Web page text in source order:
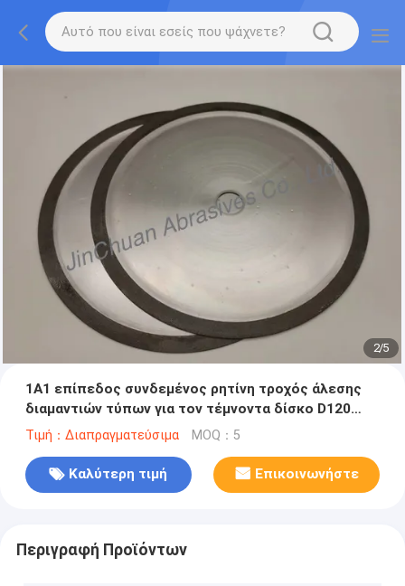
2/5
1A1 επίπεδος συνδεμένος ρητίνη τροχός άλεσης
διαμαντιών τύπων για τον τέμνοντα δίσκο D120
εργαλείων καρβιδίου
Τιμή：Διαπραγματεύσιμα MOQ：5
Καλύτερη τιμή Επικοινωνήστε
Περιγραφή Προϊόντων